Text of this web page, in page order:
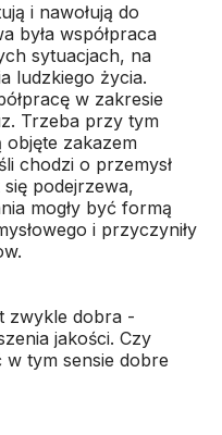
i nawołują do
była współpraca
sytuacjach, na
ludzkiego życia.
w zakresie
Trzeba przy tym
objęte zakazem
chodzi o przemysł
podejrzewa,
mogły być formą
i przyczyniły
zwykle dobra -
jakości. Czy
w tym sensie dobre